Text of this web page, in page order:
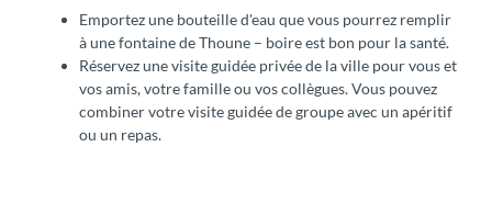
Emportez une bouteille d'eau que vous pourrez remplir
à une fontaine de Thoune – boire est bon pour la santé.
Réservez une visite guidée privée de la ville pour vous et
vos amis, votre famille ou vos collègues. Vous pouvez
combiner votre visite guidée de groupe avec un apéritif
ou un repas.